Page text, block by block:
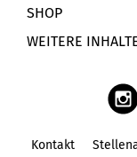
SHOP
WEITERE
Kontakt